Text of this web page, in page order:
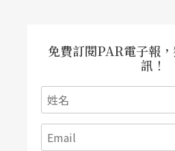
漫 秋天，是聆聽
琴家布荷賓德，
貝多芬《悲愴》
免費訂閱PAR電子報
訊！